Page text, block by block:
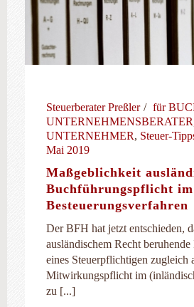
Steuerberater Preßler
für
UNTERNEHMENSBERATER
UNTERNEHMER, Steuer-
Mai 2019
Maßgeblichkeit
Buchführungspflicht im
Besteuerungsverfahren
Der BFH hat jetzt entschieden,
ausländischem Recht
eines Steuerpflichtigen zugleich
Mitwirkungspflicht im
zu [...]